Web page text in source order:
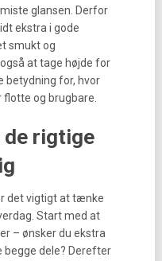
glansen. Derfor
ekstra i gode
smukt og
at tage højde for
betydning for, hvor
og brugbare.
de rigtige
det vigtigt at tænke
Start med at
– ønsker du ekstra
dele? Derefter